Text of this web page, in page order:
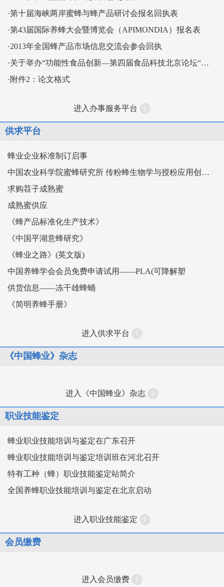
·第十届海峡两岸蜜蜂与蜂产品研讨会报名回执表
·第43届国际养蜂大会暨博览会（APIMONDIA）报名表
·2013年全国蜂产品市场信息交流会参会回执
·关于举办“功能性食品创新—第四届食品科技北京论坛“的通知
·附件2：论文格式
进入办事服务平台
供求平台
蜂业企业标准制订启事
中国农业科学院蜜蜂研究所 传粉蜂生物学与授粉应用创新团队
求购苕子成熟蜜
成熟蜜供应
《蜂产品标准化生产技术》
《中国平湖意蜂研究》
《蜂业之路》(英文版)
中国养蜂学会会员免费申请试用——PLA(可降解塑
供货信息——冻干雄蜂蛹
《简明养蜂手册》
进入供求平台
《中国蜂业》杂志
进入《中国蜂业》杂志
职业技能鉴定
蜂业职业技能培训与鉴定在广东召开
蜂业职业技能培训与鉴定培训班在河北召开
特有工种（蜂）职业技能鉴定站简介
全国养蜂职业技能培训与鉴定在北京启动
进入职业技能鉴定
会员缴费
进入会员缴费